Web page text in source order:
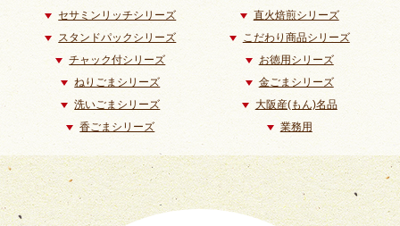
セサミンリッチシリーズ
直火焙煎シリーズ
スタンドパックシリーズ
こだわり商品シリーズ
チャック付シリーズ
お徳用シリーズ
ねりごまシリーズ
金ごまシリーズ
洗いごまシリーズ
大阪産(もん)名品
香ごまシリーズ
業務用